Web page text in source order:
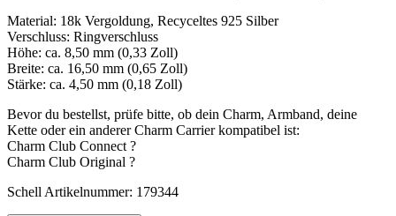
Menge
Material: 18k Vergoldung, Recyceltes 925 Silber
Verschluss: Ringverschluss
Höhe: ca. 8,50 mm (0,33 Zoll)
Breite: ca. 16,50 mm (0,65 Zoll)
Stärke: ca. 4,50 mm (0,18 Zoll)
Bevor du bestellst, prüfe bitte, ob dein Charm, Armband, deine
Kette oder ein anderer Charm Carrier kompatibel ist:
Charm Club Connect ?
Charm Club Original ?
Schell Artikelnummer: 179344